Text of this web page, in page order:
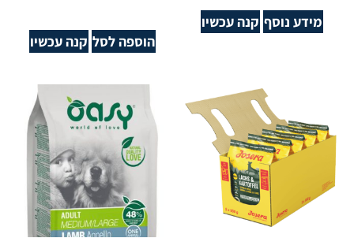
מידע נוסף קנה עכשיו
הוספה לסל קנה עכשיו